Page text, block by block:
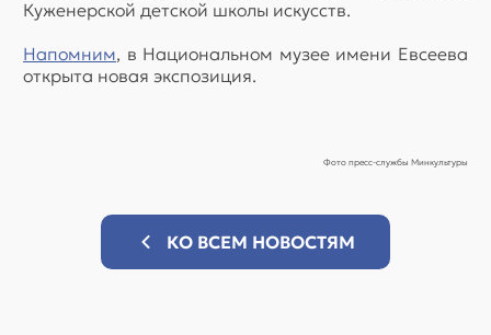
Куженерской детской школы искусств.
Напомним, в Национальном музее имени Евсеева
открыта новая экспозиция.
Фото пресс-службы Минкультуры
КО ВСЕМ НОВОСТЯМ